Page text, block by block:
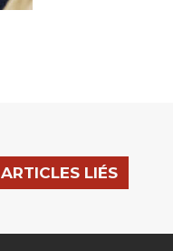
ARTICLES LIÉS